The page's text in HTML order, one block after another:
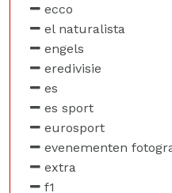
ecco
el naturalista
engels
eredivisie
es
es sport
eurosport
evenementen
extra
f1